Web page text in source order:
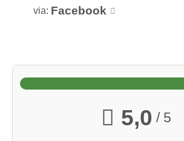
via: Facebook
5,0 / 5